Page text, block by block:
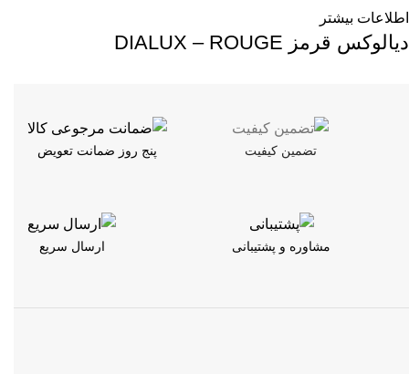
اطلاعات بیشتر
دیالوکس قرمز DIALUX – ROUGE
تضمین کیفیت پنج روز ضمانت تعویض
مشاوره و پشتیبانی ارسال سریع